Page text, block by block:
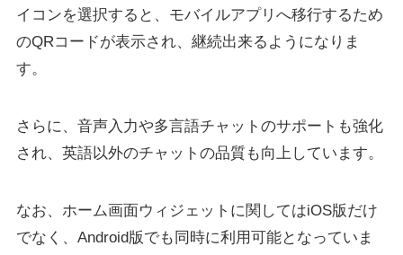
イコンを選択すると、モバイルアプリへ移行するため
のQRコードが表示され、継続出来るようになりま
す。
さらに、音声入力や多言語チャットのサポートも強化
され、英語以外のチャットの品質も向上しています。
なお、ホーム画面ウィジェットに関してはiOS版だけ
でなく、Android版でも同時に利用可能となっていま